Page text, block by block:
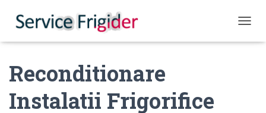
Reconditionare
Instalatii Frigorifice